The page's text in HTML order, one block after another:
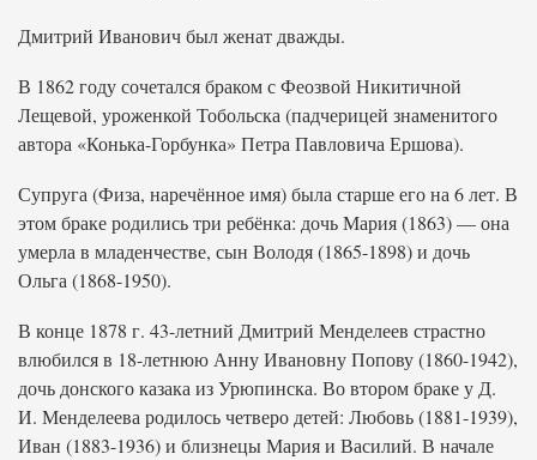
Дмитрий Иванович был женат дважды.
В 1862 году сочетался браком с Феозвой Никитичной
Лещевой, уроженкой Тобольска (падчерицей знаменитого
автора «Конька-Горбунка» Петра Павловича Ершова).
Супруга (Физа, наречённое имя) была старше его на 6 лет. В
этом браке родились три ребёнка: дочь Мария (1863) — она
умерла в младенчестве, сын Володя (1865-1898) и дочь
Ольга (1868-1950).
В конце 1878 г. 43-летний Дмитрий Менделеев страстно
влюбился в 18-летнюю Анну Ивановну Попову (1860-1942),
дочь донского казака из Урюпинска. Во втором браке у Д.
И. Менделеева родилось четверо детей: Любовь (1881-1939),
Иван (1883-1936) и близнецы Мария и Василий. В начале